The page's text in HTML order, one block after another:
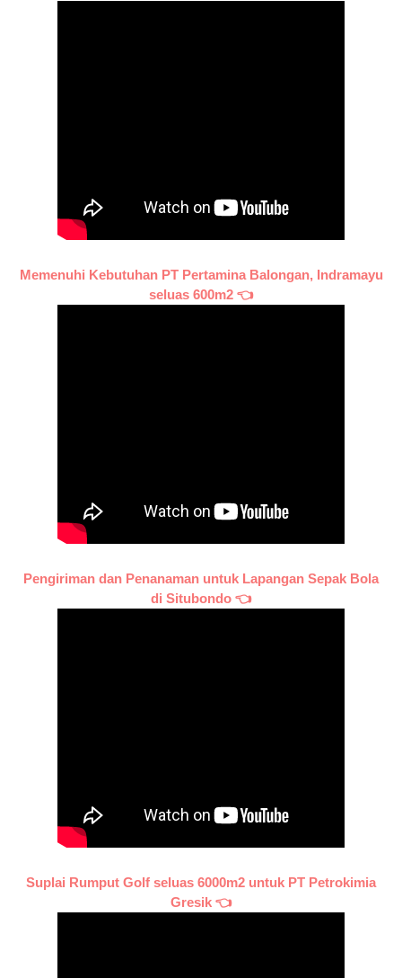
Memenuhi Kebutuhan PT Pertamina Balongan, Indramayu
seluas 600m2 👈
Pengiriman dan Penanaman untuk Lapangan Sepak Bola
di Situbondo 👈
Suplai Rumput Golf seluas 6000m2 untuk PT Petrokimia
Gresik 👈